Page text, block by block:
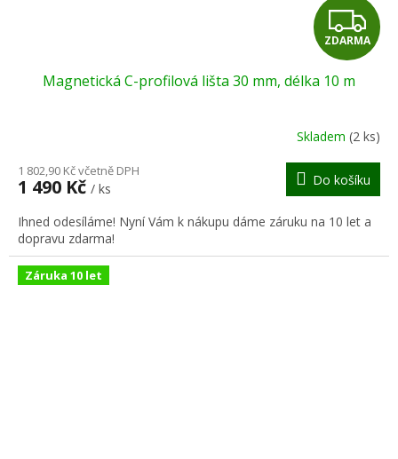
Z
D
R
M
A
ZDARMA
Magnetická C-profilová lišta 30 mm, délka 10 m
Skladem (2 ks)
1 802,90 Kč včetně DPH
1 490 Kč / ks
Do košíku
Ihned odesíláme! Nyní Vám k nákupu dáme záruku na 10 let a
dopravu zdarma!
Záruka 10 let